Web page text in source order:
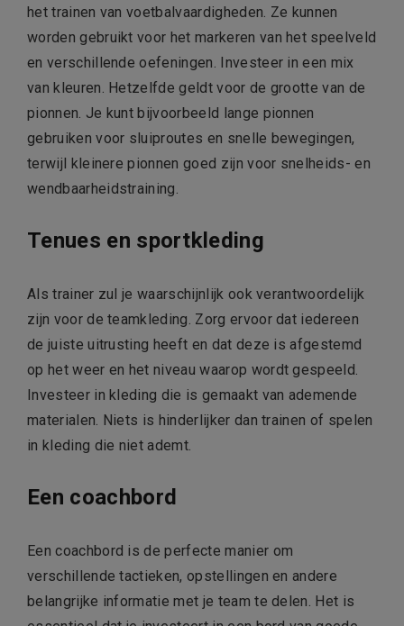
het trainen van voetbalvaardigheden. Ze kunnen
worden gebruikt voor het markeren van het speelveld
en verschillende oefeningen. Investeer in een mix
van kleuren. Hetzelfde geldt voor de grootte van de
pionnen. Je kunt bijvoorbeeld lange pionnen
gebruiken voor sluiproutes en snelle bewegingen,
terwijl kleinere pionnen goed zijn voor snelheids- en
wendbaarheidstraining.
Tenues en sportkleding
Als trainer zul je waarschijnlijk ook verantwoordelijk
zijn voor de teamkleding. Zorg ervoor dat iedereen
de juiste uitrusting heeft en dat deze is afgestemd
op het weer en het niveau waarop wordt gespeeld.
Investeer in kleding die is gemaakt van ademende
materialen. Niets is hinderlijker dan trainen of spelen
in kleding die niet ademt.
Een coachbord
Een coachbord is de perfecte manier om
verschillende tactieken, opstellingen en andere
belangrijke informatie met je team te delen. Het is